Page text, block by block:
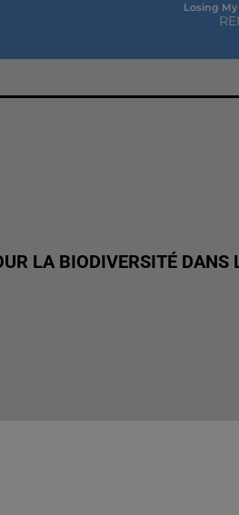
Losing
LA BIODIVERSITÉ DANS